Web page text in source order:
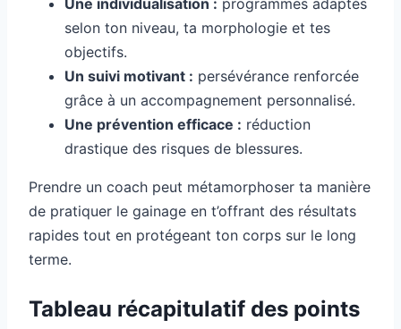
selon ton niveau, ta morphologie et tes
objectifs.
Un suivi motivant : persévérance renforcée
grâce à un accompagnement personnalisé.
Une prévention efficace : réduction
drastique des risques de blessures.
Prendre un coach peut métamorphoser ta manière
de pratiquer le gainage en t’offrant des résultats
rapides tout en protégeant ton corps sur le long
terme.
Tableau récapitulatif des points